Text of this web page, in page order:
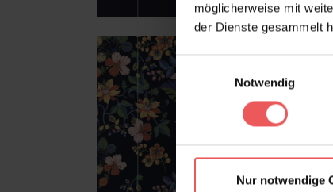
möglicherweise mit
der Dienste gesammelt
Einwilligungsauswahl
Notwendig
Nur notwendige